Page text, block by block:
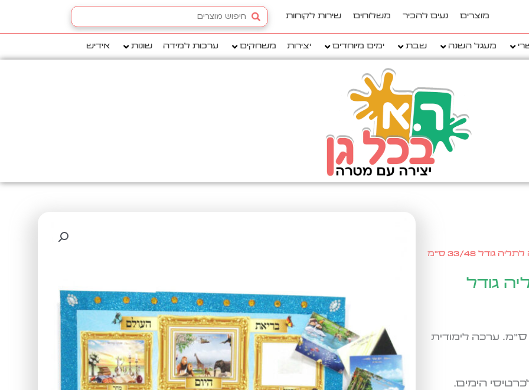
מוצרים נעים להכיר משלוחים שירות לקוחות
Search
...
מעגל השנה שבת ימים מיוחדים יצירות משחקים ערכות למידה שונות אידיש
33/48 ס"מ
גודל
"מ. ערכה לימודית
הימים.